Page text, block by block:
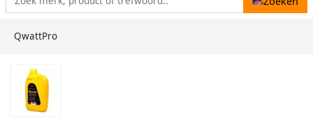
QwattPro